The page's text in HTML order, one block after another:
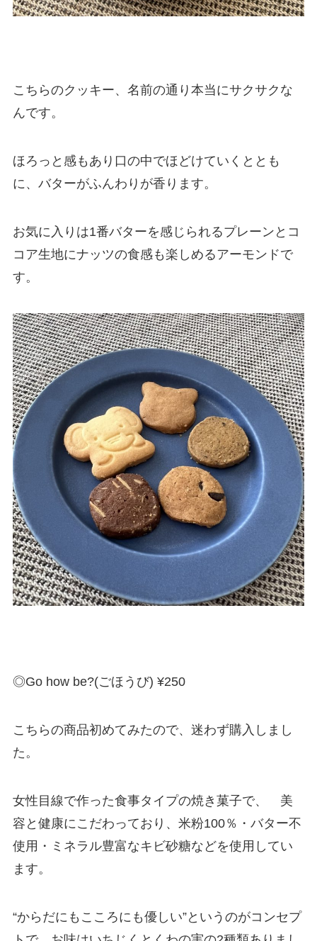
こちらのクッキー、名前の通り本当にサクサクな
んです。
ほろっと感もあり口の中でほどけていくととも
に、バターがふんわりが香ります。
お気に入りは1番バターを感じられるプレーンとコ
コア生地にナッツの食感も楽しめるアーモンドで
す。
◎Go how be?(ごほうび) ¥250
こちらの商品初めてみたので、迷わず購入しまし
た。
女性目線で作った食事タイプの焼き菓子で、 美
容と健康にこだわっており、米粉100％・バター不
使用・ミネラル豊富なキビ砂糖などを使用してい
ます。
“からだにもこころにも優しい”というのがコンセプ